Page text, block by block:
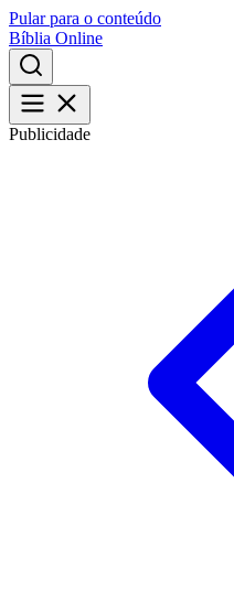
Pular para o conteúdo
Bíblia Online
Publicidade